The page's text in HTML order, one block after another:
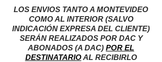
LOS ENVIOS TANTO A MONTEVIDEO
COMO AL INTERIOR (SALVO
INDICACIÓN EXPRESA DEL CLIENTE)
SERÁN REALIZADOS POR DAC Y
ABONADOS (A DAC) POR EL
DESTINATARIOAL RECIBIRLO